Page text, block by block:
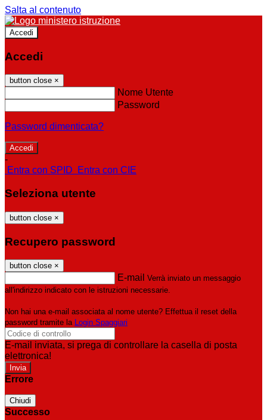
Salta al contenuto
Accedi
Accedi
button close ×
Nome Utente
Password
Password dimenticata?
-
Entra con SPID
Entra con CIE
Seleziona utente
button close ×
Recupero password
button close ×
E-mail Verrà inviato un messaggio
all'indirizzo indicato con le istruzioni necessarie.
Non hai una e-mail associata al nome utente? Effettua il reset della
password tramite la Login Spaggiari
E-mail inviata, si prega di controllare la casella di posta
elettronica!
Errore
Chiudi
Successo